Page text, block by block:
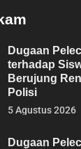
Dugaan
terhadap
Berujung
Polisi
5 Agustus 2026
Dugaan